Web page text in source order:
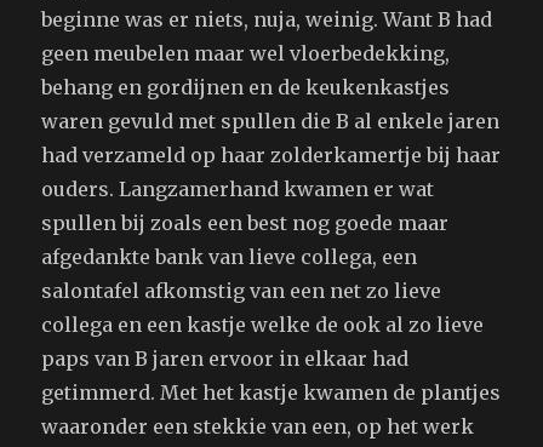
beginne was er niets, nuja, weinig. Want B had
geen meubelen maar wel vloerbedekking,
behang en gordijnen en de keukenkastjes
waren gevuld met spullen die B al enkele jaren
had verzameld op haar zolderkamertje bij haar
ouders. Langzamerhand kwamen er wat
spullen bij zoals een best nog goede maar
afgedankte bank van lieve collega, een
salontafel afkomstig van een net zo lieve
collega en een kastje welke de ook al zo lieve
paps van B jaren ervoor in elkaar had
getimmerd. Met het kastje kwamen de plantjes
waaronder een stekkie van een, op het werk